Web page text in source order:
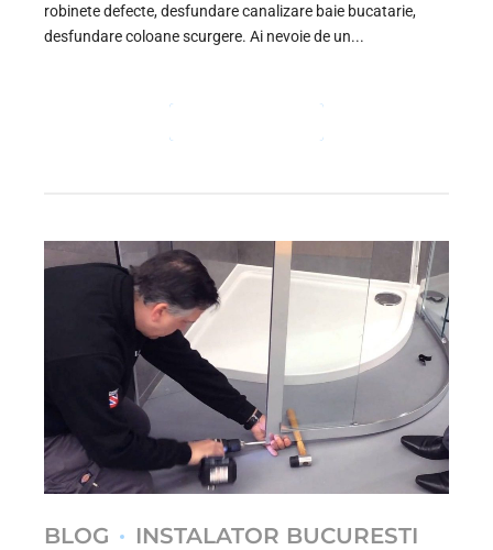
robinete defecte, desfundare canalizare baie bucatarie,
desfundare coloane scurgere. Ai nevoie de un...
BLOG
INSTALATOR BUCURESTI